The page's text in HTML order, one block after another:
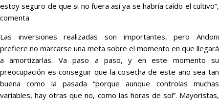
estoy seguro de que si no fuera así ya se habría caído el cultivo”,
comenta
Las inversiones realizadas son importantes, pero Andoni
prefiere no marcarse una meta sobre el momento en que llegará
a amortizarlas. Va paso a paso, y en este momento su
preocupación es conseguir que la cosecha de este año sea tan
buena como la pasada “porque aunque controlas muchas
variables, hay otras que no, como las horas de sol”. Mayoristas,